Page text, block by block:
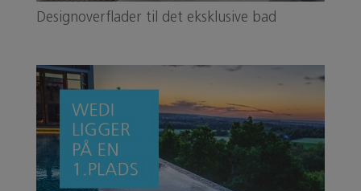
Designoverflader til det eksklusive bad